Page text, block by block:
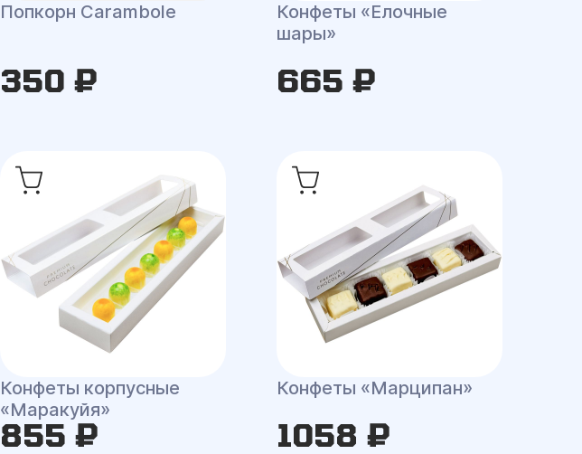
Попкорн Carambole
350 ₽
Конфеты «Елочные
шары»
665 ₽
Конфеты корпусные
«Маракуйя»
855 ₽
Конфеты «Марципан»
1058 ₽